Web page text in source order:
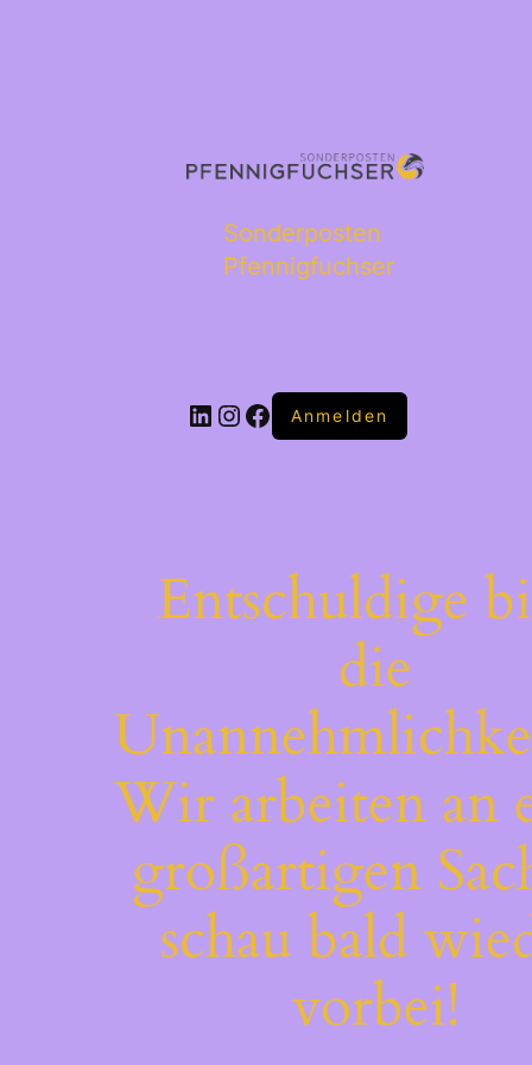
Sonderposten
Pfennigfuchser
Anmelden
Entschuldige
die
Wir arbeiten an
großartigen
schau bald
vorbei!